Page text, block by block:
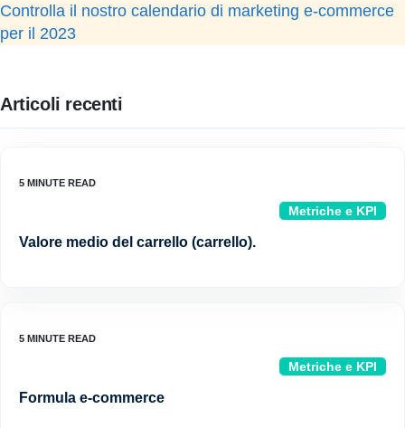
Controlla il nostro calendario di marketing e-commerce
per il 2023
Articoli recenti
Metriche e KPI
Valore medio del carrello (carrello).
Metriche e KPI
Formula e-commerce